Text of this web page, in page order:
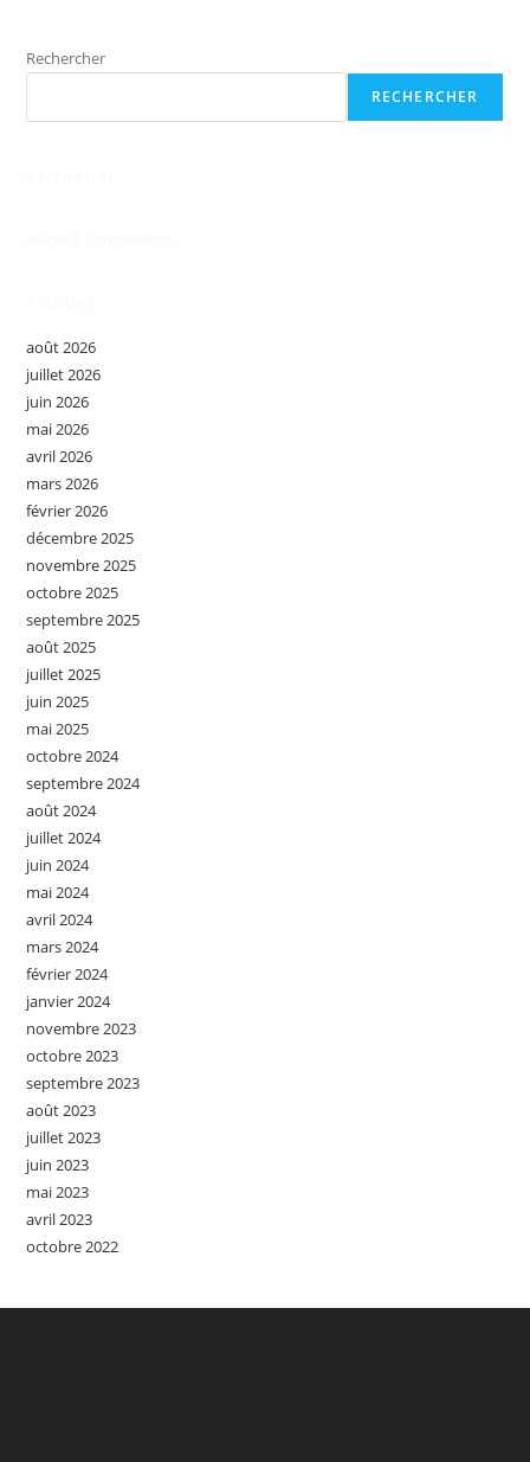
Rechercher
RECHERCHER
août 2026
juillet 2026
juin 2026
mai 2026
avril 2026
mars 2026
février 2026
décembre 2025
novembre 2025
octobre 2025
septembre 2025
août 2025
juillet 2025
juin 2025
mai 2025
octobre 2024
septembre 2024
août 2024
juillet 2024
juin 2024
mai 2024
avril 2024
mars 2024
février 2024
janvier 2024
novembre 2023
octobre 2023
septembre 2023
août 2023
juillet 2023
juin 2023
mai 2023
avril 2023
octobre 2022